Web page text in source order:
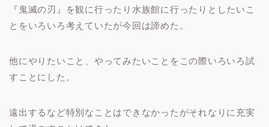
『鬼滅の刃』を観に行ったり水族館に行ったりとしたいこ
とをいろいろ考えていたが今回は諦めた。
他にやりたいこと、やってみたいことをこの際いろいろ試
すことにした。
遠出するなど特別なことはできなかったがそれなりに充実